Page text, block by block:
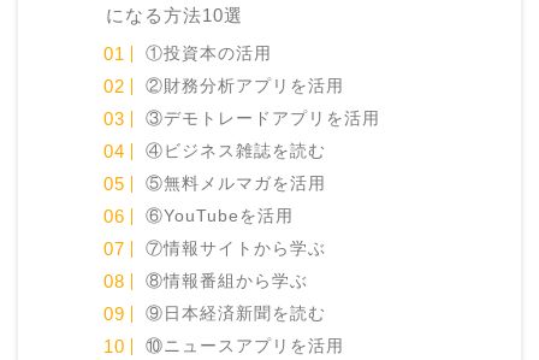
になる方法10選
①投資本の活用
②財務分析アプリを活用
③デモトレードアプリを活用
④ビジネス雑誌を読む
⑤無料メルマガを活用
⑥YouTubeを活用
⑦情報サイトから学ぶ
⑧情報番組から学ぶ
⑨日本経済新聞を読む
⑩ニュースアプリを活用